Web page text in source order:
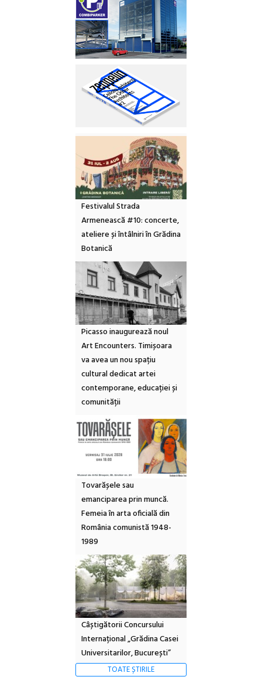
Festivalul Strada
Armenească #10: concerte,
ateliere și întâlniri în Grădina
Botanică
Picasso inaugurează noul
Art Encounters. Timișoara
va avea un nou spațiu
cultural dedicat artei
contemporane, educației și
comunității
Tovarășele sau
emanciparea prin muncă.
Femeia în arta oficială din
România comunistă 1948-
1989
Câștigătorii Concursului
Internațional „Grădina Casei
Universitarilor, București”
TOATE ȘTIRILE